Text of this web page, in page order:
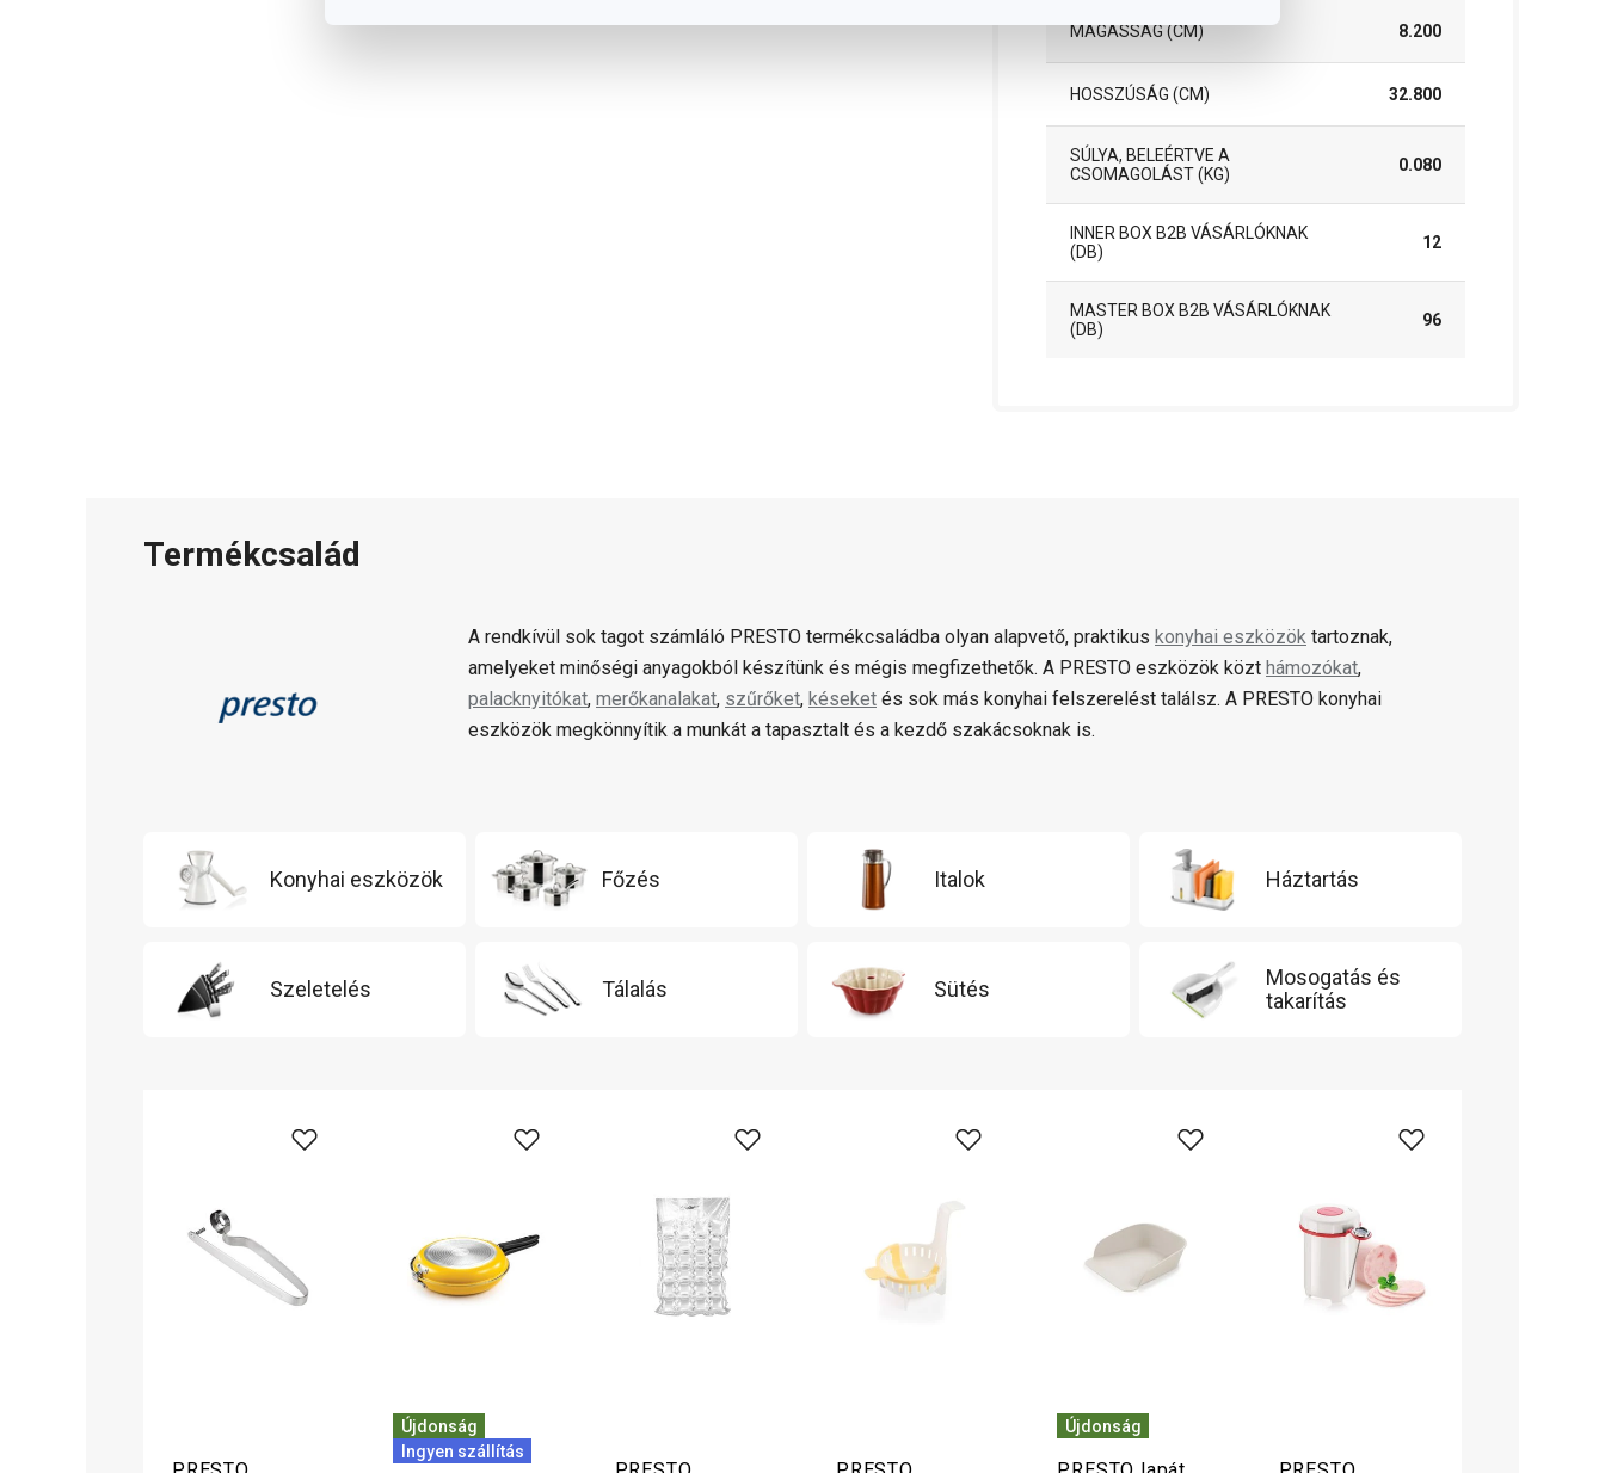
MAGASSÁG (CM) 8.200
HOSSZÚSÁG (CM) 32.800
SÚLYA, BELEÉRTVE A
CSOMAGOLÁST (KG)
0.080
INNER BOX B2B VÁSÁRLÓKNAK
(DB)
12
MASTER BOX B2B VÁSÁRLÓKNAK
(DB)
96
Termékcsalád
A rendkívül sok tagot számláló PRESTO termékcsaládba olyan alapvető, praktikus konyhai eszközök tartoznak,
amelyeket minőségi anyagokból készítünk és mégis megfizethetők. A PRESTO eszközök közt hámozókat,
palacknyitókat, merőkanalakat, szűrőket, késeket és sok más konyhai felszerelést találsz. A PRESTO konyhai
eszközök megkönnyítik a munkát a tapasztalt és a kezdő szakácsoknak is.
Konyhai eszközök Főzés Italok Háztartás
Szeletelés Tálalás Sütés
Mosogatás és
takarítás
Újdonság
Ingyen szállítás
Újdonság